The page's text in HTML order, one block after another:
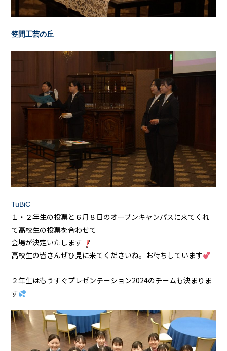
笠間工芸の丘
TuBiC
１・２年生の投票と６月８日のオープンキャンパスに来てくれ
て高校生の投票を合わせて
会場が決定いたします
高校生の皆さんぜひ見に来てくださいね。お待ちしています
２年生はもうすぐプレゼンテーション2024のチームも決まりま
す